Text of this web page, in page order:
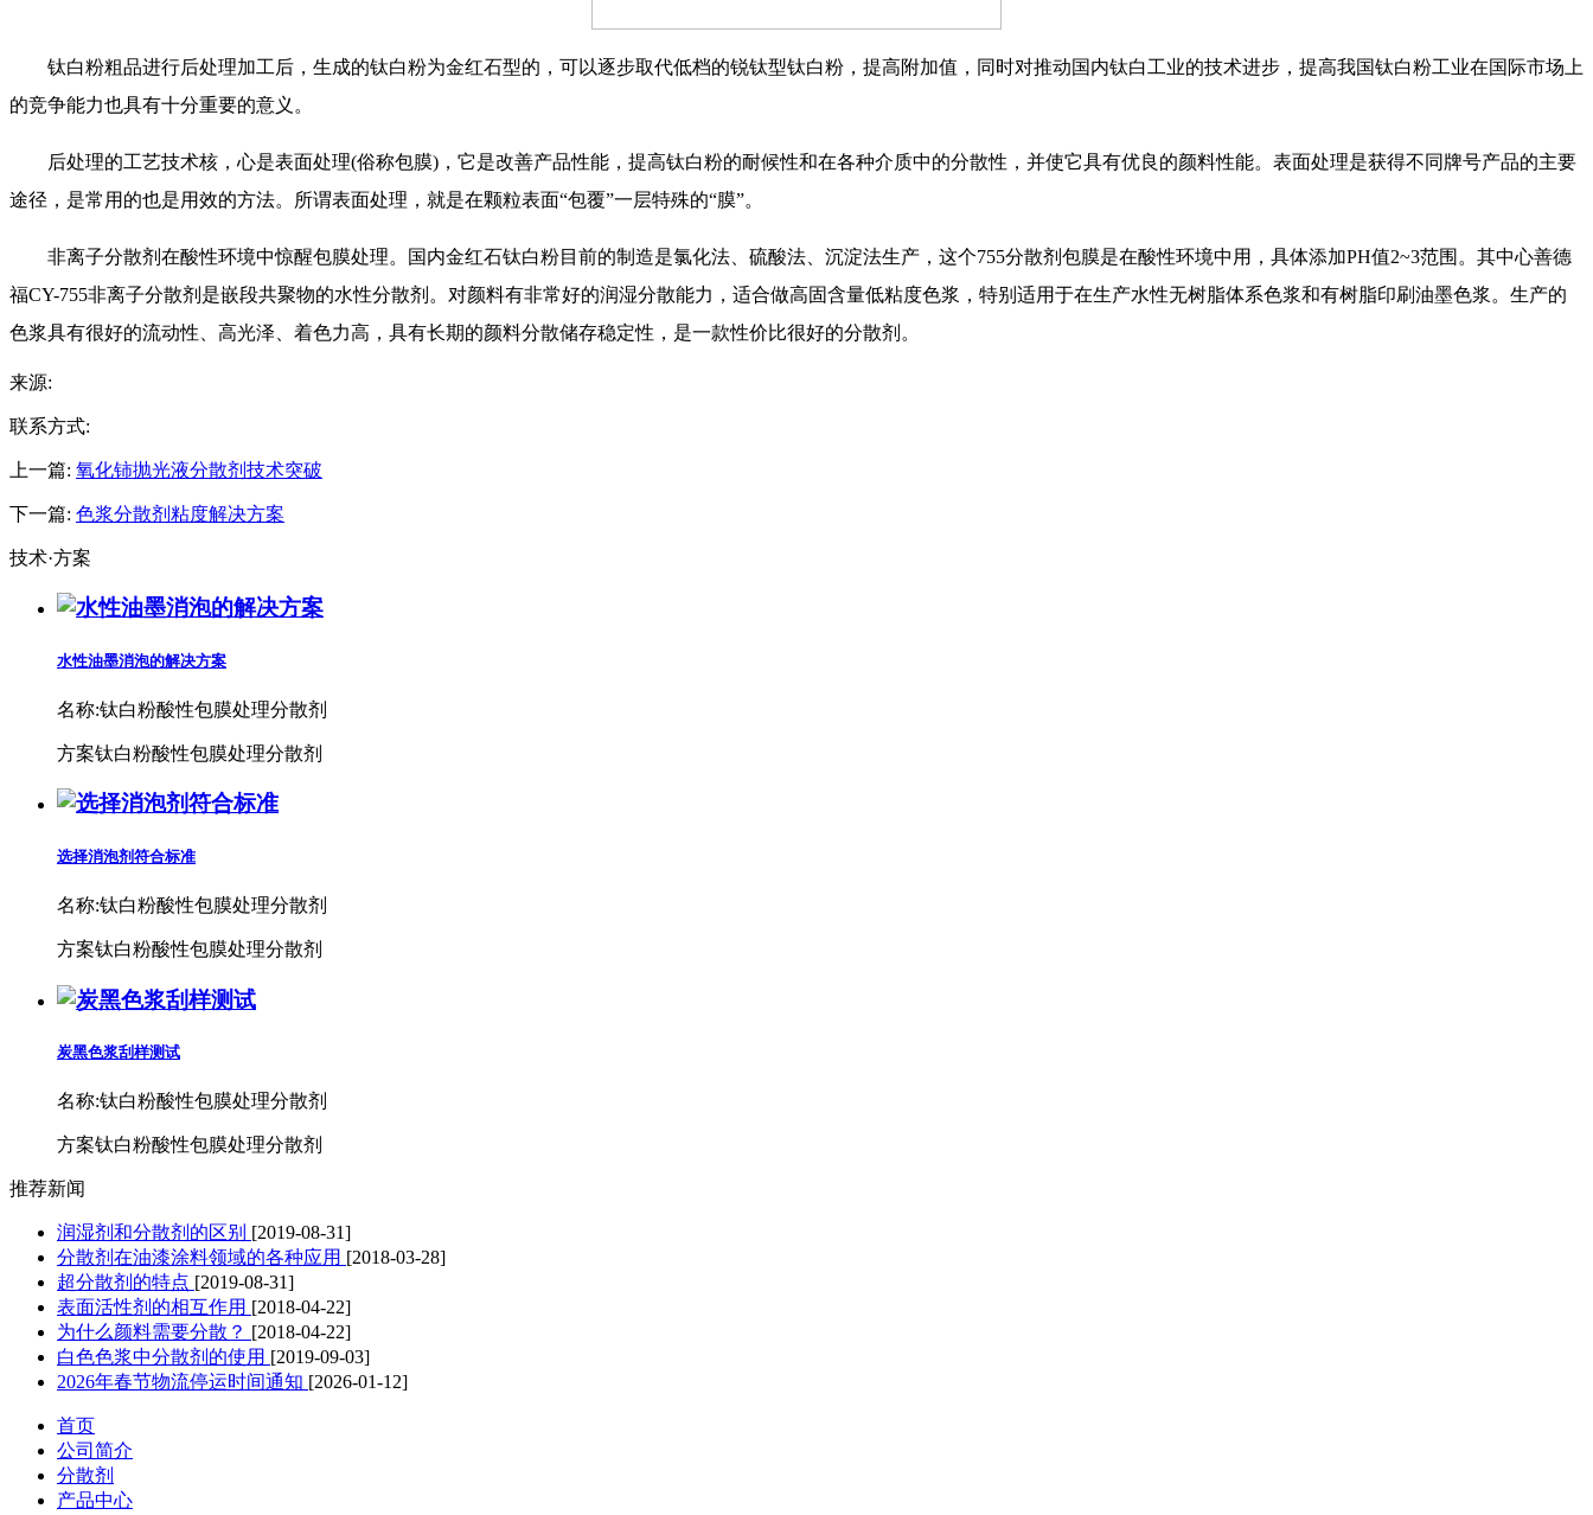
钛白粉粗品进行后处理加工后，生成的钛白粉为金红石型的，可以逐步取代低档的锐钛型钛白粉，提高附加值，同时对推动国内钛白工业的技术进步，提高我国钛白粉工业在国际市场上
的竞争能力也具有十分重要的意义。
后处理的工艺技术核，心是表面处理(俗称包膜)，它是改善产品性能，提高钛白粉的耐候性和在各种介质中的分散性，并使它具有优良的颜料性能。表面处理是获得不同牌号产品的主要
途径，是常用的也是用效的方法。所谓表面处理，就是在颗粒表面“包覆”一层特殊的“膜”。
非离子分散剂在酸性环境中惊醒包膜处理。国内金红石钛白粉目前的制造是氯化法、硫酸法、沉淀法生产，这个755分散剂包膜是在酸性环境中用，具体添加PH值2~3范围。其中心善德
福CY-755非离子分散剂是嵌段共聚物的水性分散剂。对颜料有非常好的润湿分散能力，适合做高固含量低粘度色浆，特别适用于在生产水性无树脂体系色浆和有树脂印刷油墨色浆。生产的
色浆具有很好的流动性、高光泽、着色力高，具有长期的颜料分散储存稳定性，是一款性价比很好的分散剂。
来源:
联系方式:
上一篇: 氧化铈抛光液分散剂技术突破
下一篇: 色浆分散剂粘度解决方案
技术·方案
水性油墨消泡的解决方案
名称:钛白粉酸性包膜处理分散剂
方案钛白粉酸性包膜处理分散剂
选择消泡剂符合标准
名称:钛白粉酸性包膜处理分散剂
方案钛白粉酸性包膜处理分散剂
炭黑色浆刮样测试
名称:钛白粉酸性包膜处理分散剂
方案钛白粉酸性包膜处理分散剂
推荐新闻
润湿剂和分散剂的区别 [2019-08-31]
分散剂在油漆涂料领域的各种应用 [2018-03-28]
超分散剂的特点 [2019-08-31]
表面活性剂的相互作用 [2018-04-22]
为什么颜料需要分散？ [2018-04-22]
白色色浆中分散剂的使用 [2019-09-03]
2026年春节物流停运时间通知 [2026-01-12]
首页
公司简介
分散剂
产品中心